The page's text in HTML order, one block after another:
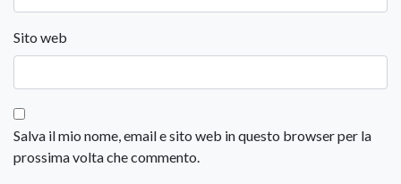
Sito web
Salva il mio nome, email e sito web in questo browser per la
prossima volta che commento.